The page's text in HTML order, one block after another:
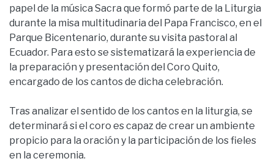
papel de la música Sacra que formó parte de la Liturgia
durante la misa multitudinaria del Papa Francisco, en el
Parque Bicentenario, durante su visita pastoral al
Ecuador. Para esto se sistematizará la experiencia de
la preparación y presentación del Coro Quito,
encargado de los cantos de dicha celebración.
Tras analizar el sentido de los cantos en la liturgia, se
determinará si el coro es capaz de crear un ambiente
propicio para la oración y la participación de los fieles
en la ceremonia.